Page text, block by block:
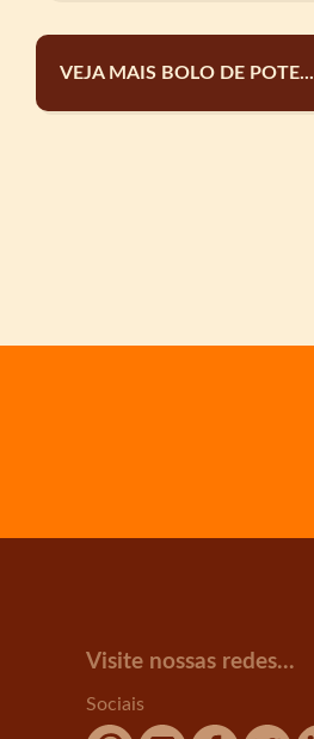
VEJA MAIS BOLO DE POTE...
Visite nossas redes...
Sociais